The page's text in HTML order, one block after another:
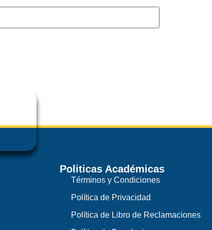
Politicas Académicas
Términos y Condiciones
Política de Privacidad
Política de Libro de Reclamaciones